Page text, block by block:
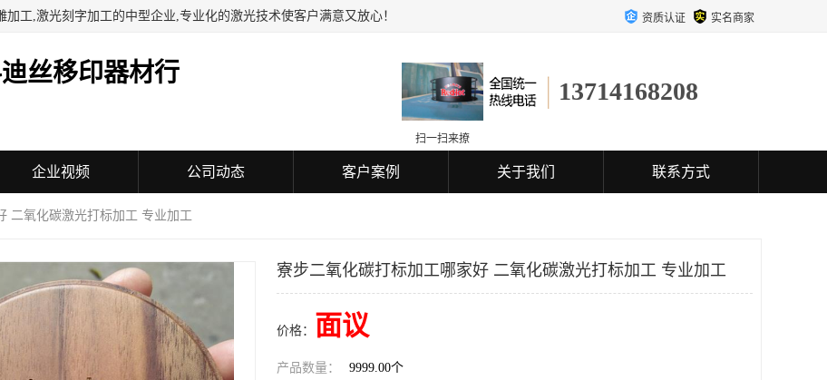
工,激光刻字加工的中型企业,专业化的激光技术使客户满意又放心！ 资质认证 实名商家
丝移印器材行
13714168208
扫一扫来撩
企业视频 公司动态 客户案例 关于我们 联系方式
二氧化碳激光打标加工 专业加工
寮步二氧化碳打标加工哪家好 二氧化碳激光打标加工 专业加工
价格： 面议
产品数量： 9999.00个